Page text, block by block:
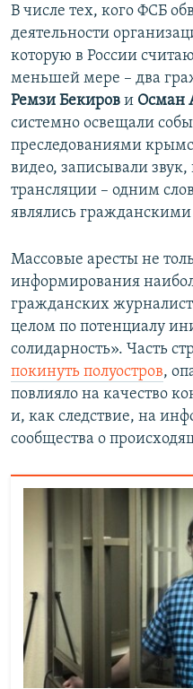
В числе тех, кого ФСБ
деятельности
которую в России
меньшей мере – два
Ремзи Бекиров и Осман
системно освещали
преследованиями
видео, записывали звук,
трансляции – одним
являлись
Массовые аресты не
информирования
гражданских
целом по потенциалу
солидарность». Часть
покинуть полуостров,
повлияло на качество
и, как следствие, на
сообщества о